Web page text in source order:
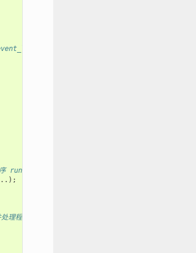
的句柄，用于其他 API 引用循环、
run_on_event 发布到循环中时，执行该处理程序。
理程序，例如此处的 run_on_event。为简化过程，此